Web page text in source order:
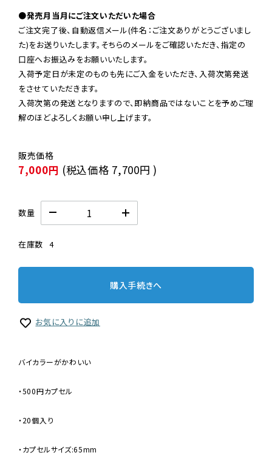
●発売月当月にご注文いただいた場合
ご注文完了後、自動返信メール(件名：ご注文ありがとうございまし
た)をお送りいたします。そちらのメールをご確認いただき、指定の
口座へお振込みをお願いいたします。
入荷予定日が未定のものも先にご入金をいただき、入荷次第発送
をさせていただきます。
入荷次第の発送となりますので、即納商品ではないことを予めご理
解のほどよろしくお願い申し上げます。
7,000円 (税込価格 7,700円 )
数量
在庫数 4
購入手続きへ
お気に入りに追加
バイカラーがかわいい
・500円カプセル
・20個入り
・カプセルサイズ:65mm